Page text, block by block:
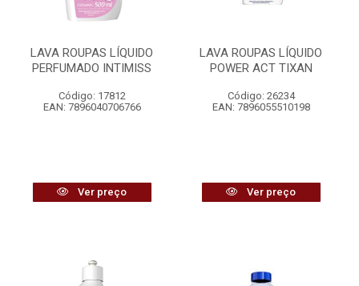
LAVA ROUPAS LÍQUIDO
PERFUMADO INTIMISS
Código: 17812
EAN: 7896040706766
Ver preço
LAVA ROUPAS LÍQUIDO
POWER ACT TIXAN
Código: 26234
EAN: 7896055510198
Ver preço